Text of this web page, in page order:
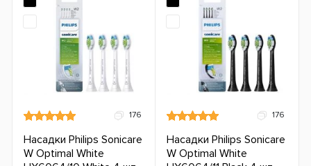
176
Насадки Philips Sonicare
W Optimal White
176
Насадки Philips Sonicare
W Optimal White